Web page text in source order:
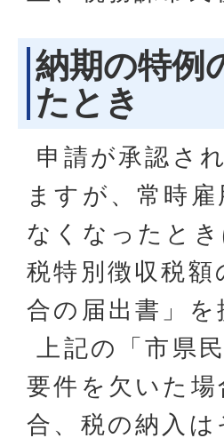
納期の特例
たとき
申請が承認さ
ますが、常時
なくなったと
税特別徴収税
合の届出書」
上記の「市県
要件を欠いた
合、税の納入